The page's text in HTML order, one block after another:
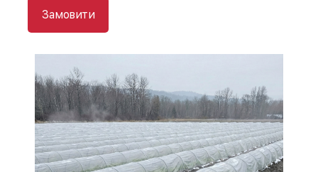
Замовити